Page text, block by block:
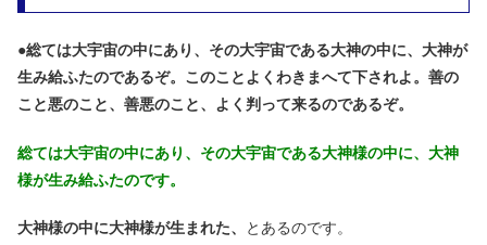
●総ては大宇宙の中にあり、その大宇宙である大神の中に、大神が
生み給ふたのであるぞ。このことよくわきまへて下されよ。善の
こと悪のこと、善悪のこと、よく判って来るのであるぞ。
総ては大宇宙の中にあり、その大宇宙である大神様の中に、大神
様が生み給ふたのです。
大神様の中に大神様が生まれた、
とあるのです。